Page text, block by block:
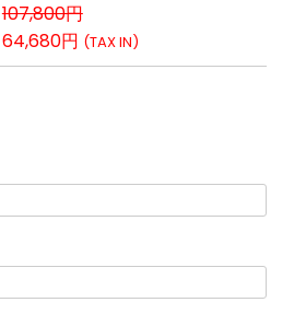
107,800円
64,680円 (TAX IN)